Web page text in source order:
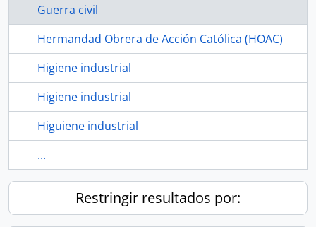
Guerra civil
Hermandad Obrera de Acción Católica (HOAC)
Higiene industrial
Higiene industrial
Higuiene industrial
...
Restringir resultados por: